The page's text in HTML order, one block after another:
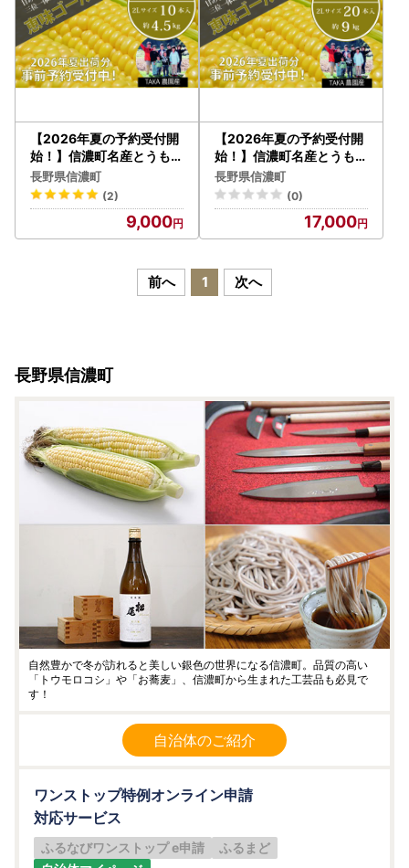
【2026年夏の予約受付開
始！】信濃町名産とうもろ
こし『TAKA農園の恵味（
めぐみ）ゴールド』2Lサ
イズ（1本450ｇ相当）×1
0本セット、約4.5kg／ス
イートコーンの人気品種、
下旬から8月下旬まで随時
出荷予定【長野県信濃町ふ
長野県信濃町
(2)
9,000
【2026年夏の予約受付開
始！】信濃町名産とうもろ
こし『TAKA農園の恵味（
めぐみ）ゴールド』2Lサ
イズ（1本450ｇ相当）×2
0本セット、約9kg／スイ
ートコーンの人気品種、現
旬から8月下旬まで随時出
荷予定【長野県信濃町ふる
長野県信濃町
(0)
17,000
前へ 1 次へ
長野県信濃町
自然豊かで冬が訪れると美しい銀色の世界になる信濃町。品質の高い
「トウモロコシ」や「お蕎麦」、信濃町から生まれた工芸品も必見で
す！
自治体のご紹介
ワンストップ特例オンライン申請
対応サービス
ふるなびワンストップ e申請
ふるまど